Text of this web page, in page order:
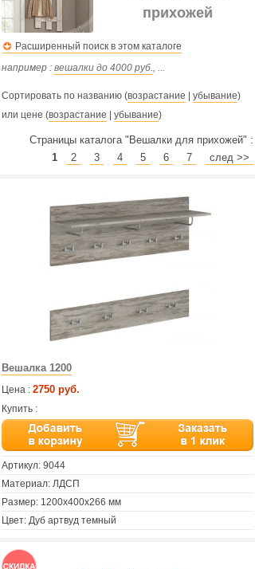
прихожей
Расширенный поиск в этом каталоге
например : вешалки до 4000 руб., ...
Сортировать по названию (возрастание убывание)
или цене (возрастание убывание)
Страницы каталога "Вешалки для прихожей" :
1
2 3 4 5 6 7 след >>
Вешалка 1200
Цена : 2750 руб.
Купить :
Артикул: 9044
Материал: ЛДСП
Размер: 1200х400х266 мм
Цвет: Дуб артвуд темный